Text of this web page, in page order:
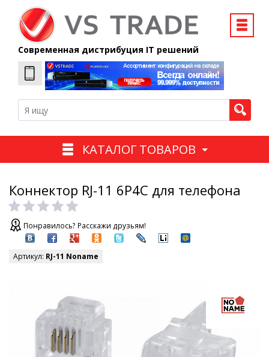
Современная дистрибуция IT решений
КАТАЛОГ ТОВАРОВ
Коннектор RJ-11 6P4C для телефона
Понравилось? Расскажи друзьям!
Артикул: RJ-11 Noname